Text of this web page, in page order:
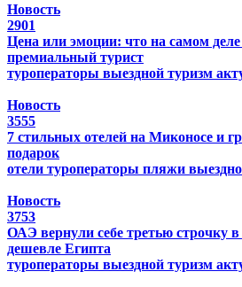
Новость
2901
Цена или эмоции: что на самом
премиальный турист
туроператоры выездной туризм
Новость
3555
7 стильных отелей на Миконосе и
подарок
отели туроператоры пляжи
Новость
3753
ОАЭ вернули себе третью строчку в
дешевле Египта
туроператоры выездной туризм